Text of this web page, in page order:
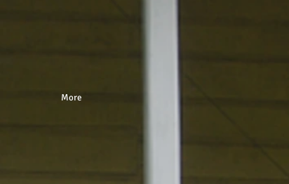
More